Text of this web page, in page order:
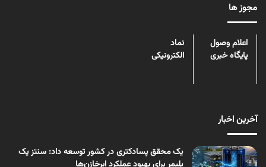
مجوز ها
اعلام وصول
پایگاه خبری
نماد
الکترونیکی
آخرین اخبار
یک محقق پسادکتری در کشور توسعه داد: سنتز یک
پلیمر برای بهبود عملکرد ابرخازن‌ها